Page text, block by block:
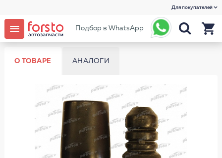
Для покупателей
Подбор в WhatsApp
О ТОВАРЕ АНАЛОГИ